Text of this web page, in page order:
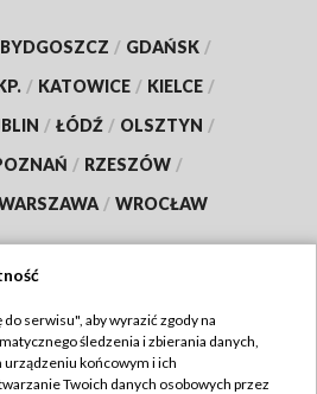
BYDGOSZCZ / GDAŃSK /
/ KATOWICE / KIELCE /
/ ŁÓDŹ / OLSZTYN /
/ RZESZÓW /
/ WROCŁAW
nas:
TVP
serwisu", aby wyrazić zgody na
śledzenia i zbierania danych,
urządzeniu końcowym i ich
Twoich danych osobowych przez